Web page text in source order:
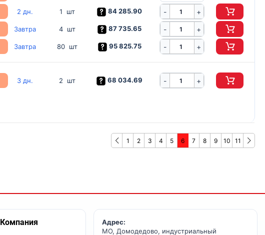
2 дн. 1 шт 84 285.90 - +
Завтра 4 шт 87 735.65 - +
Завтра 80 шт 95 825.75 - +
3 дн. 2 шт 68 034.69 - +
1 2 3 4 5 6 7 8 9 10 11
Компания
Адрес:
МО, Домодедово, индустриальный